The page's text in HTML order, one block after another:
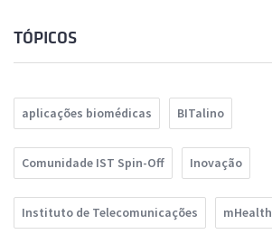
TÓPICOS
aplicações biomédicas BITalino
Comunidade IST Spin-Off Inovação
Instituto de Telecomunicações mHealth